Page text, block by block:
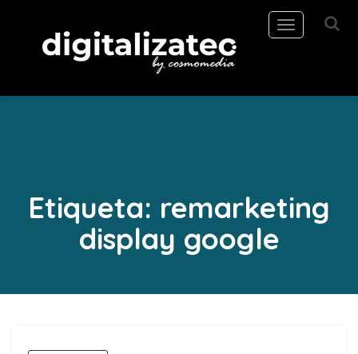
Toggle
navigation
Etiqueta: remarketing
display google